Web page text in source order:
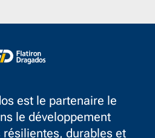
Howe
officielle du pont
est le partenaire le
le développement
résilientes, durables et